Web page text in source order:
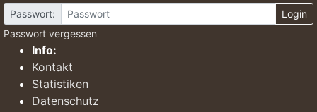
Passwort:
Login
Passwort vergessen
Info:
Kontakt
Statistiken
Datenschutz